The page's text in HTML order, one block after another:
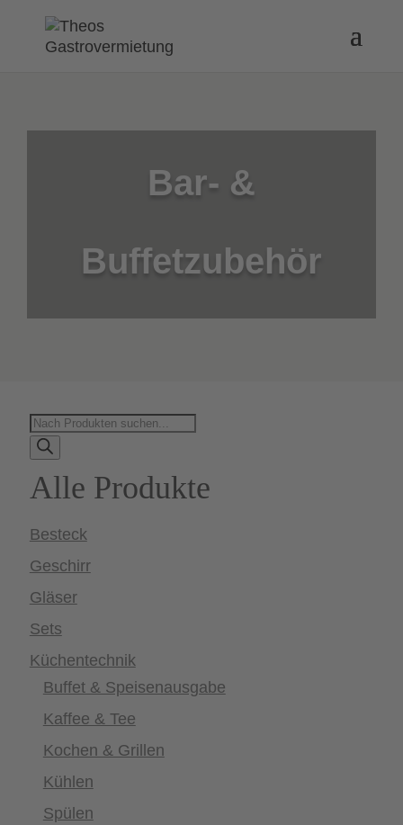
Bar- &
Buffetzubehör
Products
search
Alle Produkte
Besteck
Geschirr
Gläser
Sets
Küchentechnik
Buffet & Speisenausgabe
Kaffee & Tee
Kochen & Grillen
Kühlen
Spülen